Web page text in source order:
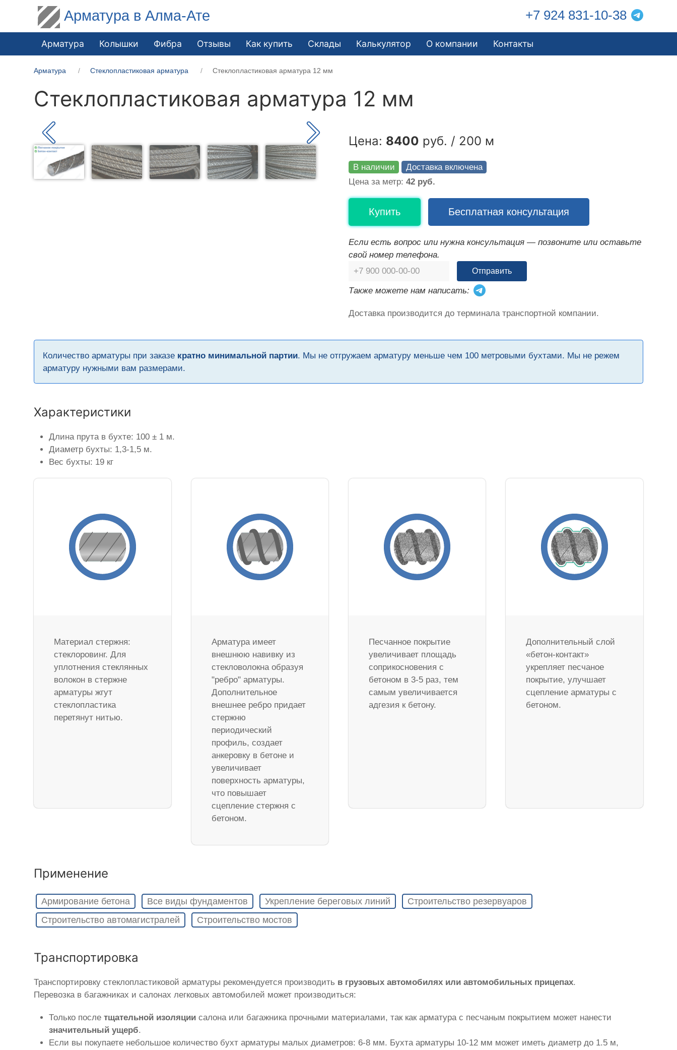
Арматура в Алма-Ате +7 924 831-10-38
Арматура Колышки Фибра Отзывы Как купить Склады Калькулятор О компании Контакты
Арматура Стеклопластиковая арматура Стеклопластиковая арматура 12 мм
Стеклопластиковая арматура 12 мм
Цена: 8400 руб. / 200 м
В наличии
Доставка включена
Цена за метр: 42 руб.
Купить Бесплатная консультация
Если есть вопрос или нужна консультация — позвоните или оставьте
свой номер телефона.
Отправить
Также можете нам написать:
Доставка производится до терминала транспортной компании.
Количество арматуры при заказе кратно минимальной партии. Мы не отгружаем арматуру меньше чем 100 метровыми бухтами. Мы не режем
арматуру нужными вам размерами.
Характеристики
Длина прута в бухте: 100 ± 1 м.
Диаметр бухты: 1,3-1,5 м.
Вес бухты: 19 кг
Материал стержня:
стеклоровинг. Для
уплотнения стеклянных
волокон в стержне
арматуры жгут
стеклопластика
перетянут нитью.
Арматура имеет
внешнюю навивку из
стекловолокна образуя
"ребро" арматуры.
Дополнительное
внешнее ребро придает
стержню
периодический
профиль, создает
анкеровку в бетоне и
увеличивает
поверхность арматуры,
что повышает
сцепление стержня с
бетоном.
Песчанное покрытие
увеличивает площадь
соприкосновения с
бетоном в 3-5 раз, тем
самым увеличивается
адгезия к бетону.
Дополнительный слой
«бетон-контакт»
укрепляет песчаное
покрытие, улучшает
сцепление арматуры с
бетоном.
Применение
Армирование бетона Все виды фундаментов Укрепление береговых линий
Строительство резервуаров
Строительство автомагистралей
Строительство мостов
Транспортировка
Транспортировку стеклопластиковой арматуры рекомендуется производить в грузовых автомобилях или автомобильных прицепах.
Перевозка в багажниках и салонах легковых автомобилей может производиться:
Только послетщательной изоляции салона или багажника прочными материалами, так как арматура с песчаным покрытием может нанести
значительный ущерб.
Если вы покупаете небольшое количество бухт арматуры малых диаметров: 6-8 мм. Бухта арматуры 10-12 мм может иметь диаметр до 1.5 м,